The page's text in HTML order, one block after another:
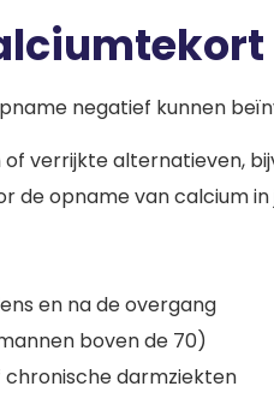
negatief kunnen
verrijkte alternatieven,
de opname van calcium
en na de overgang
boven de 70)
chronische darmziekten